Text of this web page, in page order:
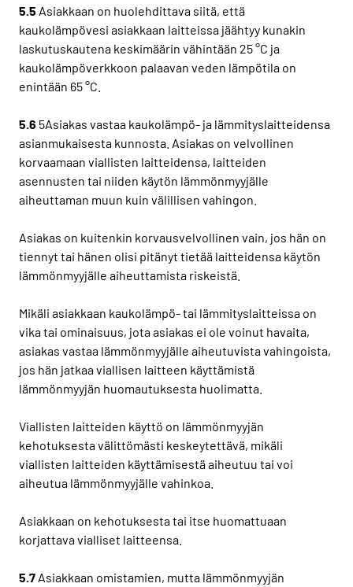
5.5 Asiakkaan on huolehdittava siitä, että
kaukolämpövesi asiakkaan laitteissa jäähtyy kunakin
laskutuskautena keskimäärin vähintään 25 °C ja
kaukolämpöverkkoon palaavan veden lämpötila on
enintään 65 °C.
5.6 5Asiakas vastaa kaukolämpö- ja lämmityslaitteidensa
asianmukaisesta kunnosta. Asiakas on velvollinen
korvaamaan viallisten laitteidensa, laitteiden
asennusten tai niiden käytön lämmönmyyjälle
aiheuttaman muun kuin välillisen vahingon.
Asiakas on kuitenkin korvausvelvollinen vain, jos hän on
tiennyt tai hänen olisi pitänyt tietää laitteidensa käytön
lämmönmyyjälle aiheuttamista riskeistä.
Mikäli asiakkaan kaukolämpö- tai lämmityslaitteissa on
vika tai ominaisuus, jota asiakas ei ole voinut havaita,
asiakas vastaa lämmönmyyjälle aiheutuvista vahingoista,
jos hän jatkaa viallisen laitteen käyttämistä
lämmönmyyjän huomautuksesta huolimatta.
Viallisten laitteiden käyttö on lämmönmyyjän
kehotuksesta välittömästi keskeytettävä, mikäli
viallisten laitteiden käyttämisestä aiheutuu tai voi
aiheutua lämmönmyyjälle vahinkoa.
Asiakkaan on kehotuksesta tai itse huomattuaan
korjattava vialliset laitteensa.
5.7 Asiakkaan omistamien, mutta lämmönmyyjän